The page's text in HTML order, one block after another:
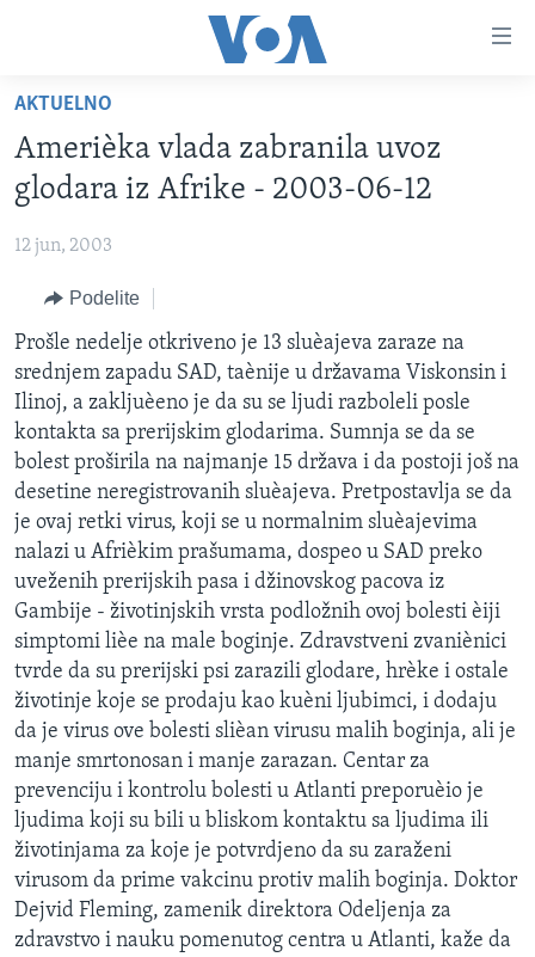
glavni
sadržaj
na
glavnu
navigaciju
pretragu
NASLOVNA
RUBRIKE
BALKAN
GLOBALNE TEME
EKONOMIJA
NAUKA I TEHNOLOGIJA
MEDICINA
KULTURA
DRUŠTVO
SPORT
INTERVJU
TV PROGRAM
OTVORENI STUDIO
IZ AMERIKE
PRATITE NAS
Jezici
AKTUELNO
Amerièka vlada zabranila uvoz
glodara iz Afrike - 2003-06-12
12 jun, 2003
Podelite
Prošle nedelje otkriveno je 13 sluèajeva zaraze na
srednjem zapadu SAD, taènije u državama Viskonsin i
Ilinoj, a zakljuèeno je da su se ljudi razboleli posle
kontakta sa prerijskim glodarima. Sumnja se da se
bolest proširila na najmanje 15 država i da postoji još na
desetine neregistrovanih sluèajeva. Pretpostavlja se da
je ovaj retki virus, koji se u normalnim sluèajevima
nalazi u Afrièkim prašumama, dospeo u SAD preko
uveženih prerijskih pasa i džinovskog pacova iz
Gambije - životinjskih vrsta podložnih ovoj bolesti èiji
simptomi lièe na male boginje. Zdravstveni zvaniènici
tvrde da su prerijski psi zarazili glodare, hrèke i ostale
životinje koje se prodaju kao kuèni ljubimci, i dodaju
da je virus ove bolesti slièan virusu malih boginja, ali je
manje smrtonosan i manje zarazan. Centar za
prevenciju i kontrolu bolesti u Atlanti preporuèio je
ljudima koji su bili u bliskom kontaktu sa ljudima ili
životinjama za koje je potvrdjeno da su zaraženi
virusom da prime vakcinu protiv malih boginja. Doktor
Dejvid Fleming, zamenik direktora Odeljenja za
zdravstvo i nauku pomenutog centra u Atlanti, kaže da